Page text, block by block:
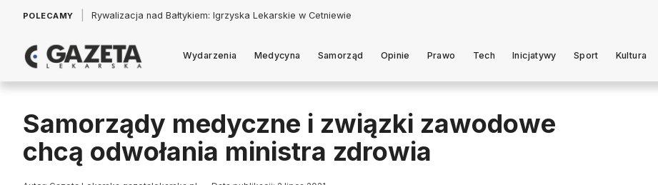
POLECAMY Łukasz Jankowski: Politycy w pogoni za króliczkiem
Wydarzenia Medycyna Samorząd Opinie Prawo Tech Inicjatywy Sport Kultura
Samorządy medyczne i związki zawodowe
chcą odwołania ministra zdrowia